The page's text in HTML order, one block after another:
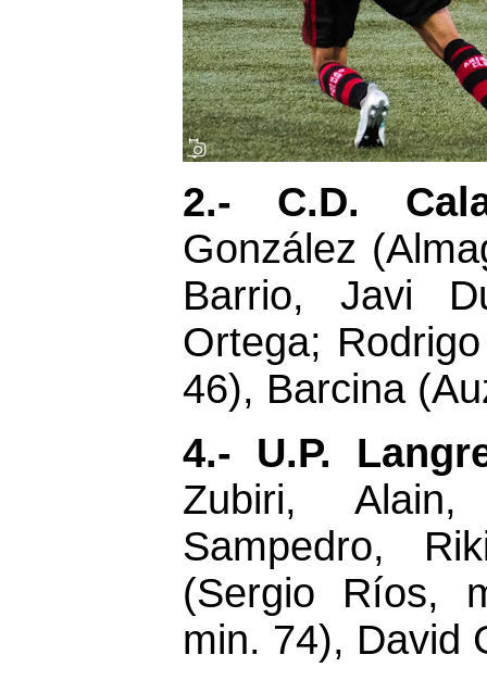
2.- C.D.
González
Barrio, Javi
Ortega;
46), Barcina
4.- U.P.
Zubiri,
Sampedro,
(Sergio Ríos,
min. 74), David